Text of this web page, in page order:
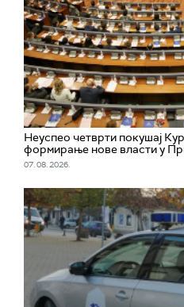
Неуспео четврти покушај
формирање нове власти у
07. 08. 2026.